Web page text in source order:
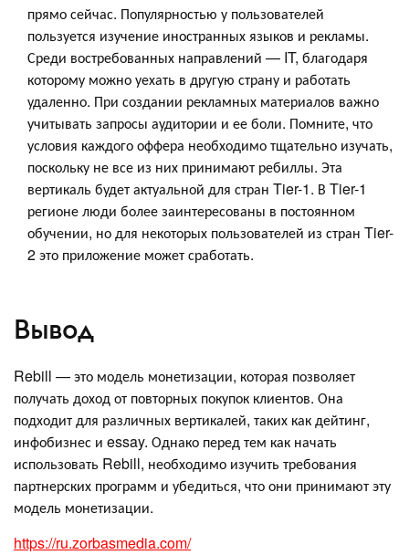
прямо сейчас. Популярностью у пользователей
пользуется изучение иностранных языков и рекламы.
Среди востребованных направлений — IT, благодаря
которому можно уехать в другую страну и работать
удаленно. При создании рекламных материалов важно
учитывать запросы аудитории и ее боли. Помните, что
условия каждого оффера необходимо тщательно изучать,
поскольку не все из них принимают ребиллы. Эта
вертикаль будет актуальной для стран Tier-1. В Tier-1
регионе люди более заинтересованы в постоянном
обучении, но для некоторых пользователей из стран Tier-
2 это приложение может сработать.
Вывод
Rebill — это модель монетизации, которая позволяет
получать доход от повторных покупок клиентов. Она
подходит для различных вертикалей, таких как дейтинг,
инфобизнес и essay. Однако перед тем как начать
использовать Rebill, необходимо изучить требования
партнерских программ и убедиться, что они принимают эту
модель монетизации.
https://ru.zorbasmedia.com/